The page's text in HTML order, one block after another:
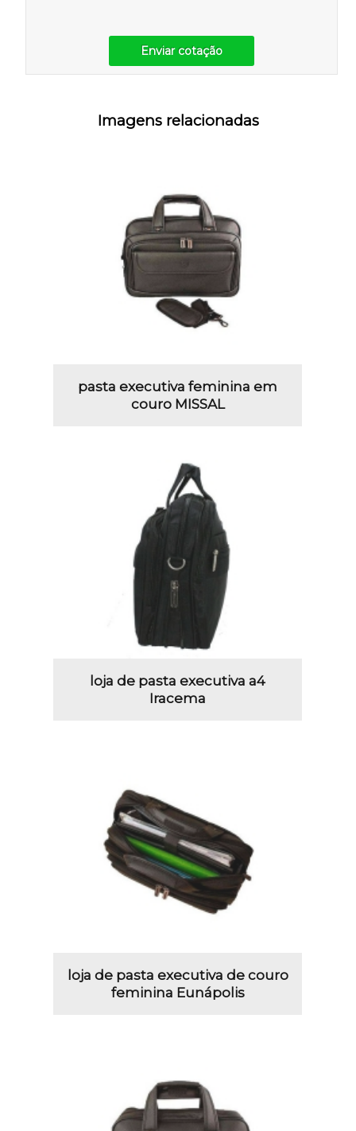
Enviar cotação
Imagens relacionadas
pasta executiva feminina em
couro MISSAL
loja de pasta executiva a4
Iracema
loja de pasta executiva de couro
feminina Eunápolis